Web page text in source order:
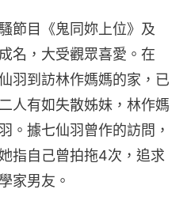
節目《鬼同妳上位》及
名，大受觀眾喜愛。在
羽到訪林作媽媽的家，已
人有如失散姊妹，林作媽
。據七仙羽曾作的訪問，
指自己曾拍拖4次，追求
家男友。